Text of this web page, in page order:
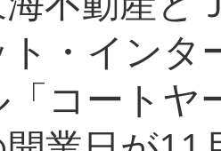
・インタ
「コートヤ